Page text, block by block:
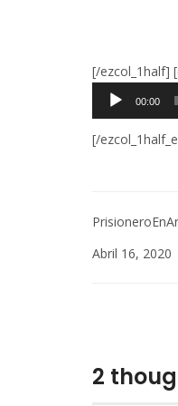
[/ezcol_1half]
00:00
[/
Abril 16, 2020
2